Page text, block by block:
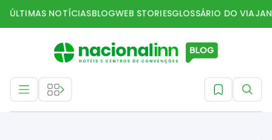
ÚLTIMAS NOTÍCIASBLOGWEB STORIESGLOSSÁRIO DO